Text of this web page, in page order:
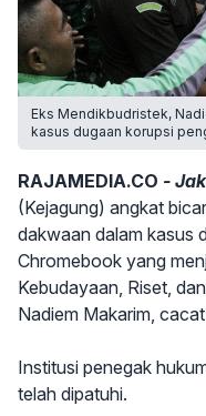
Eks Mendikbudristek,
kasus dugaan korupsi
RAJAMEDIA.CO -
(Kejagung) angkat
dakwaan dalam kasus
Chromebook yang
Kebudayaan, Riset,
Nadiem Makarim,
Institusi penegak
telah dipatuhi.